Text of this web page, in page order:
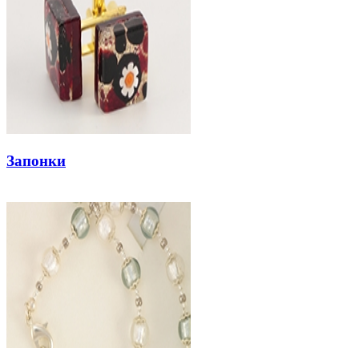
Запонки